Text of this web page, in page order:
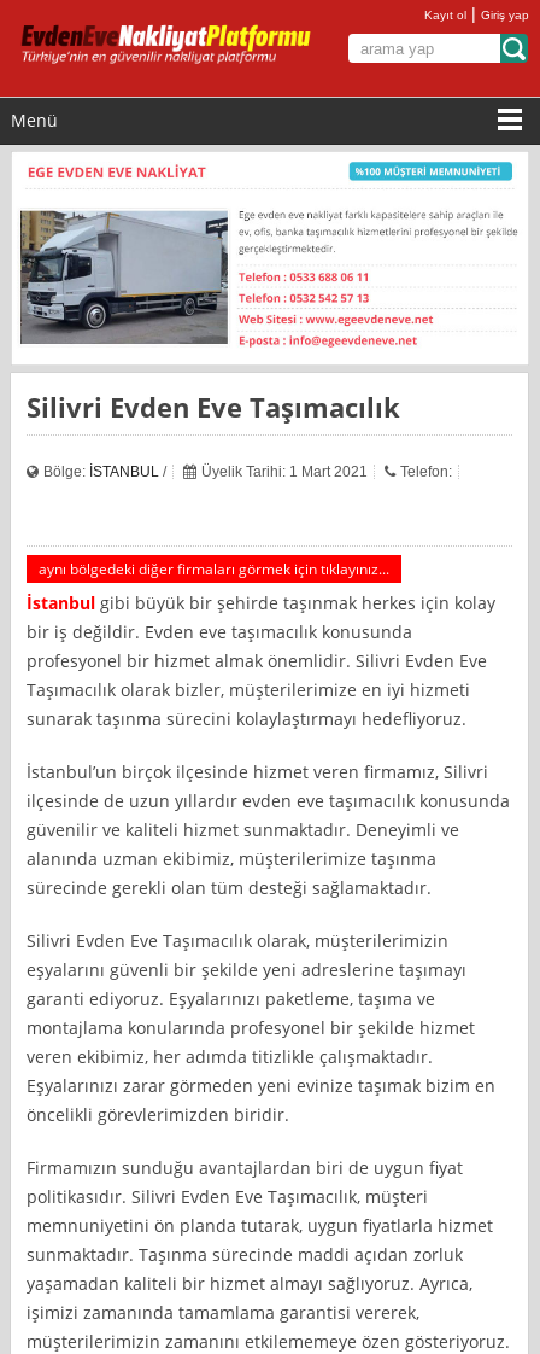
Kayıt ol |Giriş yap
Menü
Silivri Evden Eve Taşımacılık
Bölge: İSTANBUL / Üyelik Tarihi: 1 Mart 2021 Telefon:
aynı bölgedeki diğer firmaları görmek için tıklayınız...
İstanbul gibi büyük bir şehirde taşınmak herkes için kolay
bir iş değildir. Evden eve taşımacılık konusunda
profesyonel bir hizmet almak önemlidir. Silivri Evden Eve
Taşımacılık olarak bizler, müşterilerimize en iyi hizmeti
sunarak taşınma sürecini kolaylaştırmayı hedefliyoruz.
İstanbul’un birçok ilçesinde hizmet veren firmamız, Silivri
ilçesinde de uzun yıllardır evden eve taşımacılık konusunda
güvenilir ve kaliteli hizmet sunmaktadır. Deneyimli ve
alanında uzman ekibimiz, müşterilerimize taşınma
sürecinde gerekli olan tüm desteği sağlamaktadır.
Silivri Evden Eve Taşımacılık olarak, müşterilerimizin
eşyalarını güvenli bir şekilde yeni adreslerine taşımayı
garanti ediyoruz. Eşyalarınızı paketleme, taşıma ve
montajlama konularında profesyonel bir şekilde hizmet
veren ekibimiz, her adımda titizlikle çalışmaktadır.
Eşyalarınızı zarar görmeden yeni evinize taşımak bizim en
öncelikli görevlerimizden biridir.
Firmamızın sunduğu avantajlardan biri de uygun fiyat
politikasıdır. Silivri Evden Eve Taşımacılık, müşteri
memnuniyetini ön planda tutarak, uygun fiyatlarla hizmet
sunmaktadır. Taşınma sürecinde maddi açıdan zorluk
yaşamadan kaliteli bir hizmet almayı sağlıyoruz. Ayrıca,
işimizi zamanında tamamlama garantisi vererek,
müşterilerimizin zamanını etkilememeye özen gösteriyoruz.